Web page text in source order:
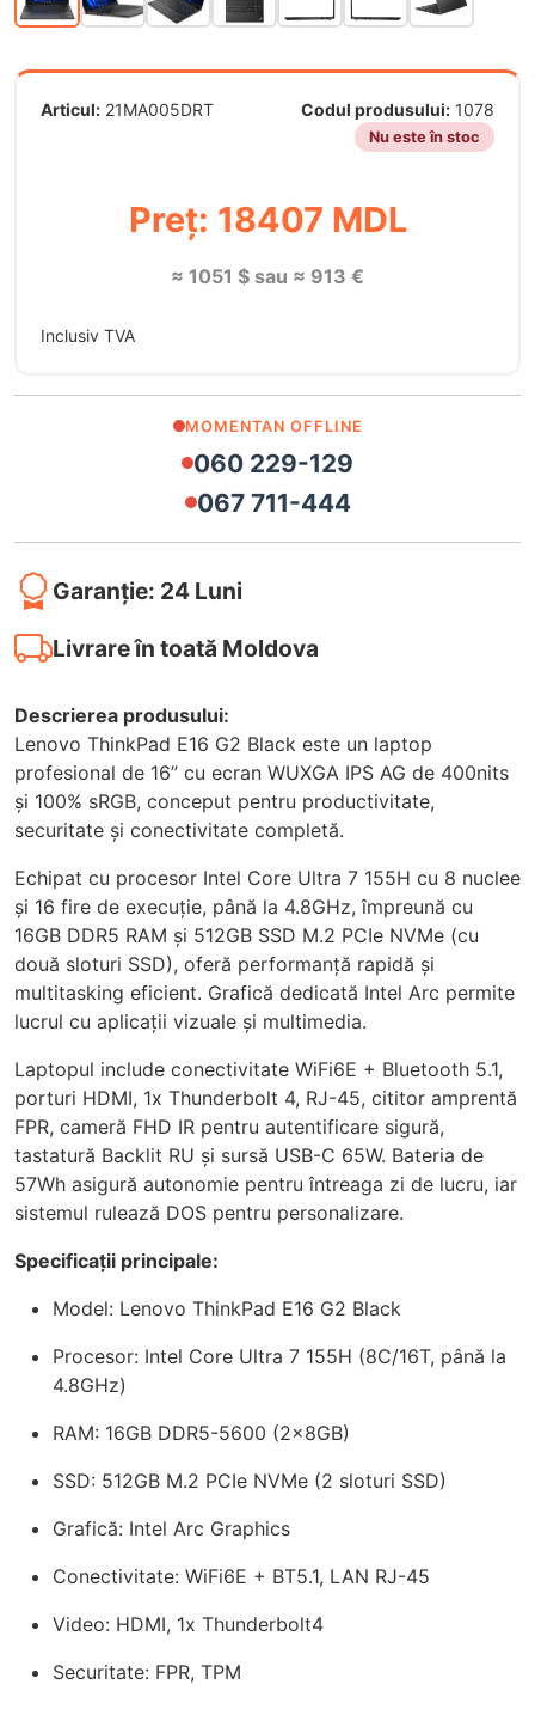
Articul: 21MA005DRT Codul produsului: 1078
Nu este în stoc
Preț: 18407 MDL
≈ 1051 $ sau ≈ 913 €
Inclusiv TVA
MOMENTAN OFFLINE
060 229-129
067 711-444
Garanție: 24 Luni
Livrare în toată Moldova
Descrierea produsului:
Lenovo ThinkPad E16 G2 Black este un laptop
profesional de 16” cu ecran WUXGA IPS AG de 400nits
și 100% sRGB, conceput pentru productivitate,
securitate și conectivitate completă.
Echipat cu procesor Intel Core Ultra 7 155H cu 8 nuclee
și 16 fire de execuție, până la 4.8GHz, împreună cu
16GB DDR5 RAM și 512GB SSD M.2 PCIe NVMe (cu
două sloturi SSD), oferă performanță rapidă și
multitasking eficient. Grafică dedicată Intel Arc permite
lucrul cu aplicații vizuale și multimedia.
Laptopul include conectivitate WiFi6E + Bluetooth 5.1,
porturi HDMI, 1x Thunderbolt 4, RJ-45, cititor amprentă
FPR, cameră FHD IR pentru autentificare sigură,
tastatură Backlit RU și sursă USB-C 65W. Bateria de
57Wh asigură autonomie pentru întreaga zi de lucru, iar
sistemul rulează DOS pentru personalizare.
Specificații principale:
Model: Lenovo ThinkPad E16 G2 Black
Procesor: Intel Core Ultra 7 155H (8C/16T, până la
4.8GHz)
RAM: 16GB DDR5-5600 (2x8GB)
SSD: 512GB M.2 PCIe NVMe (2 sloturi SSD)
Grafică: Intel Arc Graphics
Conectivitate: WiFi6E + BT5.1, LAN RJ-45
Video: HDMI, 1x Thunderbolt4
Securitate: FPR, TPM